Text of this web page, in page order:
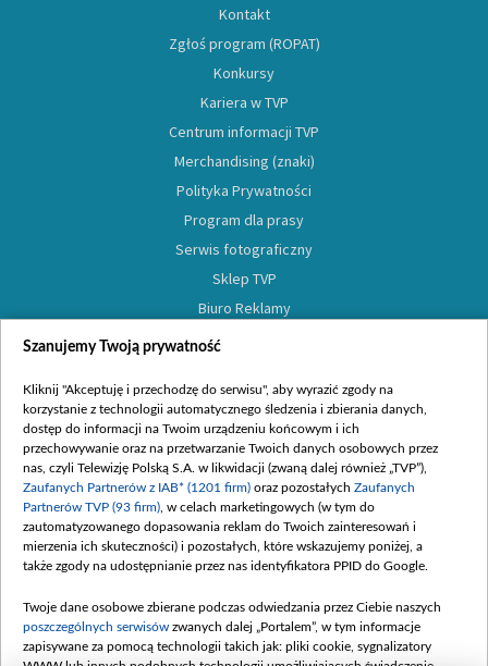
Kontakt
Zgłoś program (ROPAT)
Konkursy
Kariera w TVP
Centrum informacji TVP
Merchandising (znaki)
Polityka Prywatności
Program dla prasy
Serwis fotograficzny
Sklep TVP
Biuro Reklamy
Oferta Dystrybucyjna
Moje zgody
Szanujemy Twoją prywatność
Kliknij "Akceptuję i przechodzę do serwisu", aby wyrazić zgody na
korzystanie z technologii automatycznego śledzenia i zbierania danych,
dostęp do informacji na Twoim urządzeniu końcowym i ich
przechowywanie oraz na przetwarzanie Twoich danych osobowych przez
nas, czyli Telewizję Polską S.A. w likwidacji (zwaną dalej również „TVP”),
Zaufanych Partnerów z IAB* (1201 firm) oraz pozostałych Zaufanych
Partnerów TVP (93 firm) , w celach marketingowych (w tym do
zautomatyzowanego dopasowania reklam do Twoich zainteresowań i
mierzenia ich skuteczności) i pozostałych, które wskazujemy poniżej, a
także zgody na udostępnianie przez nas identyfikatora PPID do Google.
Twoje dane osobowe zbierane podczas odwiedzania przez Ciebie naszych
poszczególnych serwisów zwanych dalej „Portalem”, w tym informacje
zapisywane za pomocą technologii takich jak: pliki cookie, sygnalizatory